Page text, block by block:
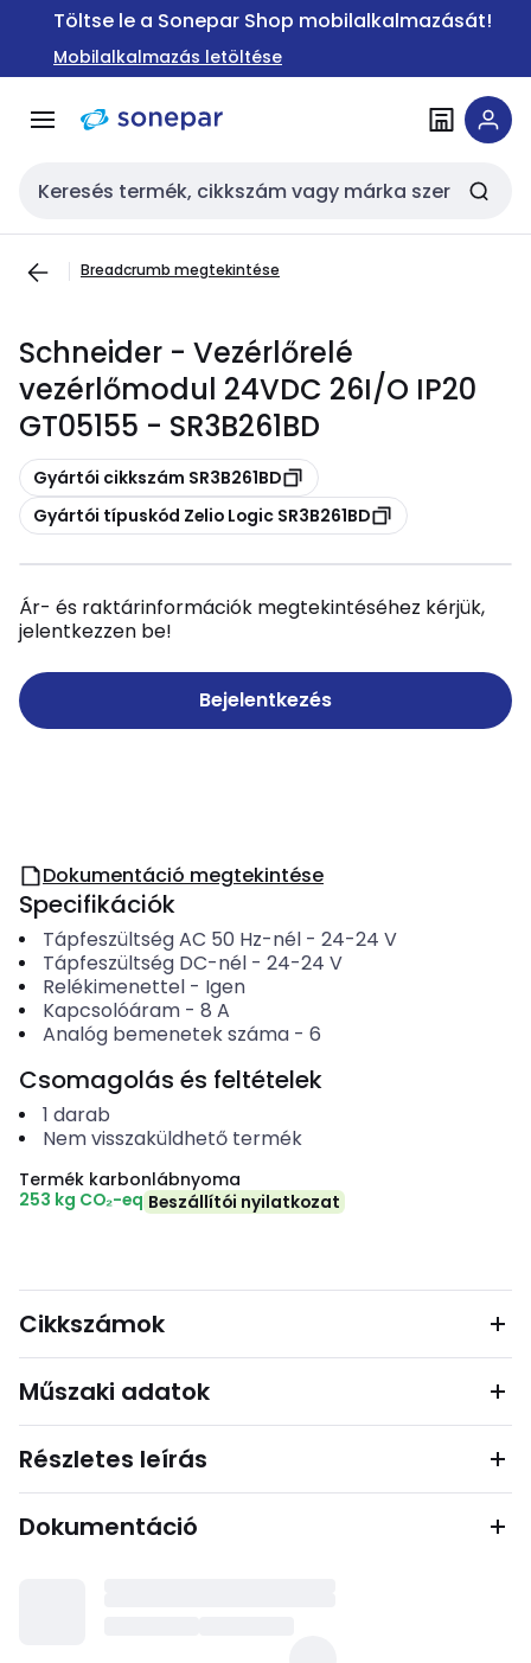
Ugrás a
Ugrás a
tartalomra
Töltse le a Sonepar Shop mobilalkalmazását!
Mobilalkalmazás letöltése
Keresési bemenet
Breadcrumb megtekintése
Schneider - Vezérlőrelé
vezérlőmodul 24VDC 26I/O IP20
GT05155 - SR3B261BD
Másolás
Gyártói cikkszám SR3B261BD
Másolás
Gyártói típuskód Zelio Logic SR3B261BD
Ár- és raktárinformációk megtekintéséhez kérjük,
jelentkezzen be!
Bejelentkezés
Dokumentáció megtekintése
Specifikációk
Tápfeszültség AC 50 Hz-nél- 24-24 V
Tápfeszültség DC-nél- 24-24 V
Relékimenettel- Igen
Kapcsolóáram- 8 A
Analóg bemenetek száma- 6
Csomagolás és feltételek
1 darab
Nem visszaküldhető termék
Termék karbonlábnyoma
253 kg CO₂-eq Beszállítói nyilatkozat
Cikkszámok
Műszaki adatok
Részletes leírás
Dokumentáció